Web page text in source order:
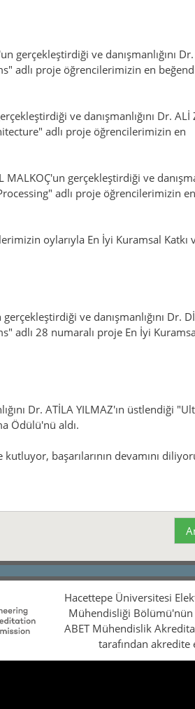
gerçekleştirdiği ve danışmanlığını Dr.
adlı proje öğrencilerimizin en
ve danışmanlığını Dr. ALİ
adlı proje öğrencilerimizin en
MALKOÇ'un gerçekleştirdiği ve
adlı proje öğrencilerimizin en
oylarıyla En İyi Kuramsal Katkı
ve danışmanlığını Dr.
adlı 28 numaralı proje En İyi
Dr. ATİLA YILMAZ'ın üstlendiği
Ödülü'nü aldı.
başarılarının devamını
Hacettepe Üniversitesi
Mühendisliği Bölümü'nün
ABET Mühendislik
tarafından